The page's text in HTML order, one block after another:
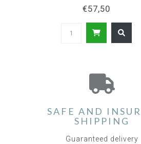
€57,50
SAFE AND
SHIPPING
Guaranteed delivery